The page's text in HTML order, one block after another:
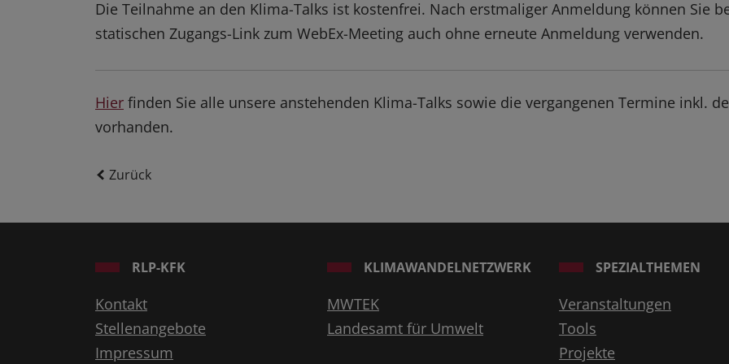
Die Teilnahme an den Klima-Talks ist kostenfrei. Nach erstmaliger Anmeldung können Sie
statischen Zugangs-Link zum WebEx-Meeting auch ohne erneute Anmeldung verwenden.
Hier finden Sie alle unsere anstehenden Klima-Talks sowie die vergangenen Termine inkl.
vorhanden.
Zurück
RLP-KFK
Kontakt
Stellenangebote
Impressum
KLIMAWANDELNETZWERK
MWTEK
Landesamt für Umwelt
SPEZIALTHEMEN
Veranstaltungen
Tools
Projekte